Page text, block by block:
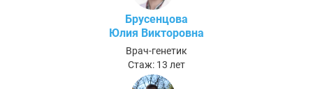
Брусенцова
Юлия Викторовна
Врач-генетик
Стаж: 13 лет